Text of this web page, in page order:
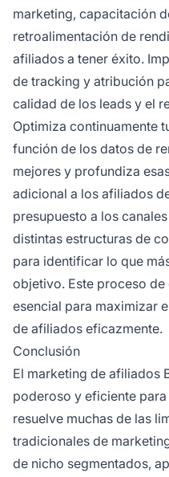
marketing, capacitación
retroalimentación de
afiliados a tener éxito.
de tracking y atribución
calidad de los leads y el
Optimiza continuamente
función de los datos de
mejores y profundiza
adicional a los afiliados
presupuesto a los
distintas estructuras de
para identificar lo que
objetivo. Este proceso
esencial para maximizar
de afiliados eficazmente.
Conclusión
El marketing de afiliados
poderoso y eficiente
resuelve muchas de las
tradicionales de
de nicho segmentados,